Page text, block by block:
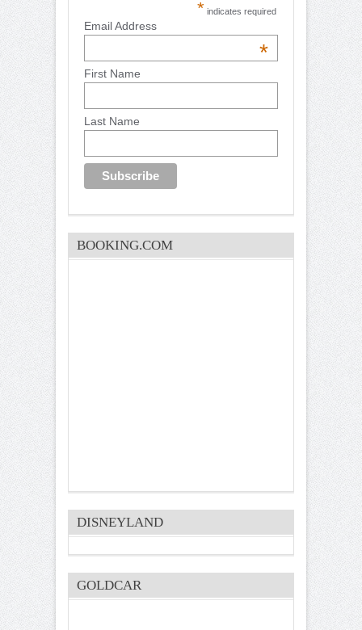
* indicates required
Email Address
*
First Name
Last Name
BOOKING.COM
DISNEYLAND
GOLDCAR